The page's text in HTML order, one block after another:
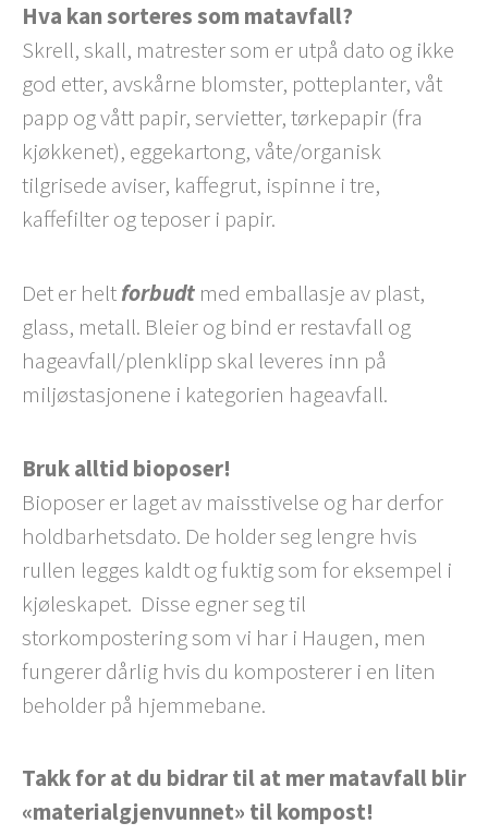
Hva kan sorteres som matavfall?
Skrell, skall, matrester som er utpå dato og ikke
god etter, avskårne blomster, potteplanter, våt
papp og vått papir, servietter, tørkepapir (fra
kjøkkenet), eggekartong, våte/organisk
tilgrisede aviser, kaffegrut, ispinne i tre,
kaffefilter og teposer i papir.
Det er heltforbudt med emballasje av plast,
glass, metall. Bleier og bind er restavfall og
hageavfall/plenklipp skal leveres inn på
miljøstasjonene i kategorien hageavfall.
Bruk alltid bioposer!
Bioposer er laget av maisstivelse og har derfor
holdbarhetsdato. De holder seg lengre hvis
rullen legges kaldt og fuktig som for eksempel i
kjøleskapet. Disse egner seg til
storkompostering som vi har i Haugen, men
fungerer dårlig hvis du komposterer i en liten
beholder på hjemmebane.
Takk for at du bidrar til at mer matavfall blir
«materialgjenvunnet» til kompost!